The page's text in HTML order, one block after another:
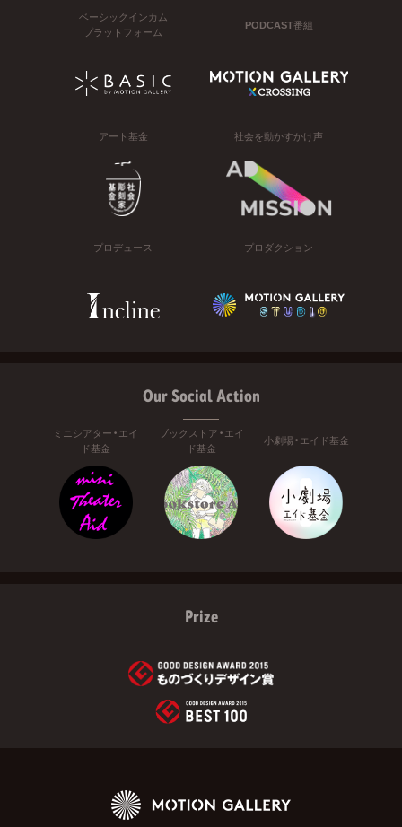
ベーシックインカム
プラットフォーム
PODCAST番組
アート基金 社会を動かすかけ声
プロデュース プロダクション
Our Social Action
ミニシアター・エイ
ド基金
ブックストア・エイ
ド基金
小劇場・エイド基金
Prize